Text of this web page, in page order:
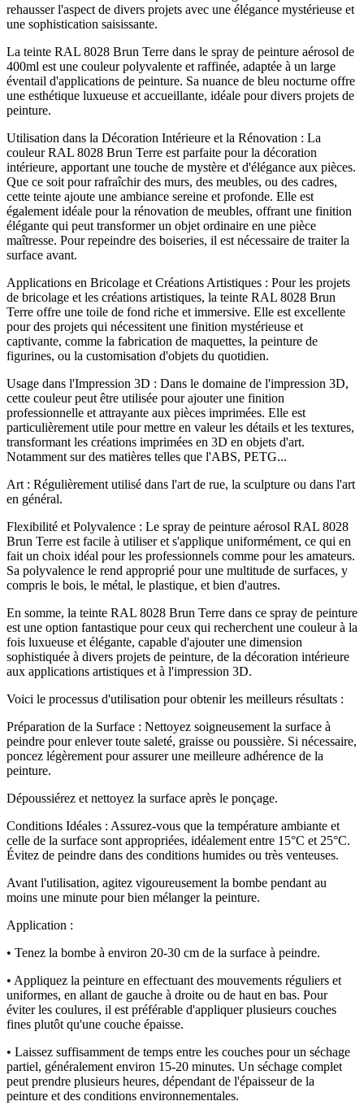
rehausser l'aspect de divers projets avec une élégance mystérieuse et
une sophistication saisissante.
La teinte RAL 8028 Brun Terre dans le spray de peinture aérosol de
400ml est une couleur polyvalente et raffinée, adaptée à un large
éventail d'applications de peinture. Sa nuance de bleu nocturne offre
une esthétique luxueuse et accueillante, idéale pour divers projets de
peinture.
Utilisation dans la Décoration Intérieure et la Rénovation : La
couleur RAL 8028 Brun Terre est parfaite pour la décoration
intérieure, apportant une touche de mystère et d'élégance aux pièces.
Que ce soit pour rafraîchir des murs, des meubles, ou des cadres,
cette teinte ajoute une ambiance sereine et profonde. Elle est
également idéale pour la rénovation de meubles, offrant une finition
élégante qui peut transformer un objet ordinaire en une pièce
maîtresse. Pour repeindre des boiseries, il est nécessaire de traiter la
surface avant.
Applications en Bricolage et Créations Artistiques : Pour les projets
de bricolage et les créations artistiques, la teinte RAL 8028 Brun
Terre offre une toile de fond riche et immersive. Elle est excellente
pour des projets qui nécessitent une finition mystérieuse et
captivante, comme la fabrication de maquettes, la peinture de
figurines, ou la customisation d'objets du quotidien.
Usage dans l'Impression 3D : Dans le domaine de l'impression 3D,
cette couleur peut être utilisée pour ajouter une finition
professionnelle et attrayante aux pièces imprimées. Elle est
particulièrement utile pour mettre en valeur les détails et les textures,
transformant les créations imprimées en 3D en objets d'art.
Notamment sur des matières telles que l'ABS, PETG...
Art : Régulièrement utilisé dans l'art de rue, la sculpture ou dans l'art
en général.
Flexibilité et Polyvalence : Le spray de peinture aérosol RAL 8028
Brun Terre est facile à utiliser et s'applique uniformément, ce qui en
fait un choix idéal pour les professionnels comme pour les amateurs.
Sa polyvalence le rend approprié pour une multitude de surfaces, y
compris le bois, le métal, le plastique, et bien d'autres.
En somme, la teinte RAL 8028 Brun Terre dans ce spray de peinture
est une option fantastique pour ceux qui recherchent une couleur à la
fois luxueuse et élégante, capable d'ajouter une dimension
sophistiquée à divers projets de peinture, de la décoration intérieure
aux applications artistiques et à l'impression 3D.
Voici le processus d'utilisation pour obtenir les meilleurs résultats :
Préparation de la Surface : Nettoyez soigneusement la surface à
peindre pour enlever toute saleté, graisse ou poussière. Si nécessaire,
poncez légèrement pour assurer une meilleure adhérence de la
peinture.
Dépoussiérez et nettoyez la surface après le ponçage.
Conditions Idéales : Assurez-vous que la température ambiante et
celle de la surface sont appropriées, idéalement entre 15°C et 25°C.
Évitez de peindre dans des conditions humides ou très venteuses.
Avant l'utilisation, agitez vigoureusement la bombe pendant au
moins une minute pour bien mélanger la peinture.
Application :
• Tenez la bombe à environ 20-30 cm de la surface à peindre.
• Appliquez la peinture en effectuant des mouvements réguliers et
uniformes, en allant de gauche à droite ou de haut en bas. Pour
éviter les coulures, il est préférable d'appliquer plusieurs couches
fines plutôt qu'une couche épaisse.
• Laissez suffisamment de temps entre les couches pour un séchage
partiel, généralement environ 15-20 minutes. Un séchage complet
peut prendre plusieurs heures, dépendant de l'épaisseur de la
peinture et des conditions environnementales.